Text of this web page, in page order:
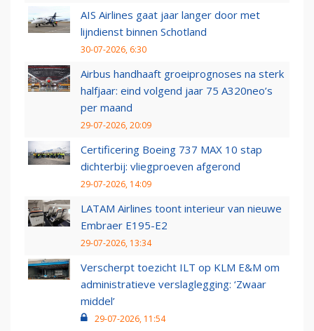
AIS Airlines gaat jaar langer door met
lijndienst binnen Schotland
30-07-2026, 6:30
Airbus handhaaft groeiprognoses na sterk
halfjaar: eind volgend jaar 75 A320neo’s
per maand
29-07-2026, 20:09
Certificering Boeing 737 MAX 10 stap
dichterbij: vliegproeven afgerond
29-07-2026, 14:09
LATAM Airlines toont interieur van nieuwe
Embraer E195-E2
29-07-2026, 13:34
Verscherpt toezicht ILT op KLM E&M om
administratieve verslaglegging: ‘Zwaar
middel’
29-07-2026, 11:54